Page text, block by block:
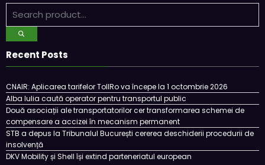
Recent Posts
CNAIR: Aplicarea tarifelor TollRo va începe la 1 octombrie 2026
Alba Iulia caută operator pentru transportul public
Două asociații ale transportatorilor cer transformarea schemei de
compensare a accizei în mecanism permanent
STB a depus la Tribunalul București cererea deschiderii procedurii de
insolvență
DKV Mobility și Shell își extind parteneriatul european